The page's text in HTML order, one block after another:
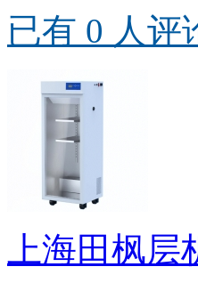
已有 0 人评
上海田枫